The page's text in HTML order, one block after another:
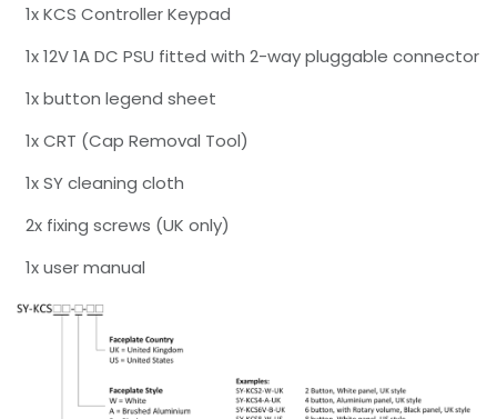
1x KCS Controller Keypad
1x 12V 1A DC PSU fitted with 2-way pluggable connector
1x button legend sheet
1x CRT (Cap Removal Tool)
1x SY cleaning cloth
2x fixing screws (UK only)
1x user manual